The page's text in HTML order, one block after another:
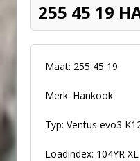
255 45 19
Maat: 255 45 19
Merk: Hankook
Typ: Ventus evo3
Loadindex: 104YR XL